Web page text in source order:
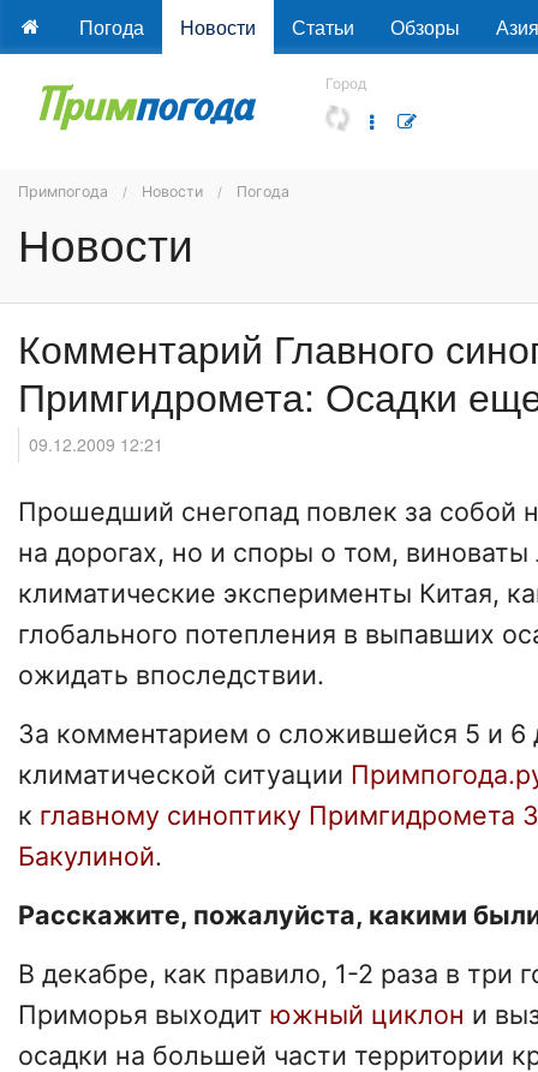
Погода Новости Статьи Обзоры Азия
Город
Примпогода Новости Погода
Новости
Комментарий Главного
Примгидромета: Осадки
09.12.2009 12:21
Прошедший снегопад повлек за собой
на дорогах, но и споры о том,
климатические эксперименты Китая,
глобального потепления в выпавших
ожидать впоследствии.
За комментарием о сложившейся 5 и 6
климатической ситуации
к главному синоптику Примгидромета
Бакулиной.
Расскажите, пожалуйста, какими
В декабре, как правило, 1-2 раза в три
Приморья выходит южный циклон и
осадки на большей части территории